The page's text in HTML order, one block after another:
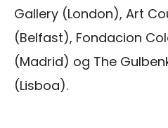
Gallery (London), Art
(Belfast), Fondacion
(Madrid) og The
(Lisboa).